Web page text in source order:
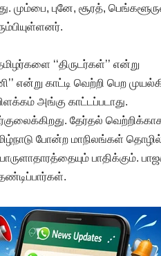
மும்பை, புனே, சூரத்,
‘‘திருடர்கள்’’ என்று
என்று காட்டி வெற்றி பெற
அங்கு காட்டப்படாது.
தேர்தல்
போன்ற மாநிலங்கள்
பாதிக்கும்.